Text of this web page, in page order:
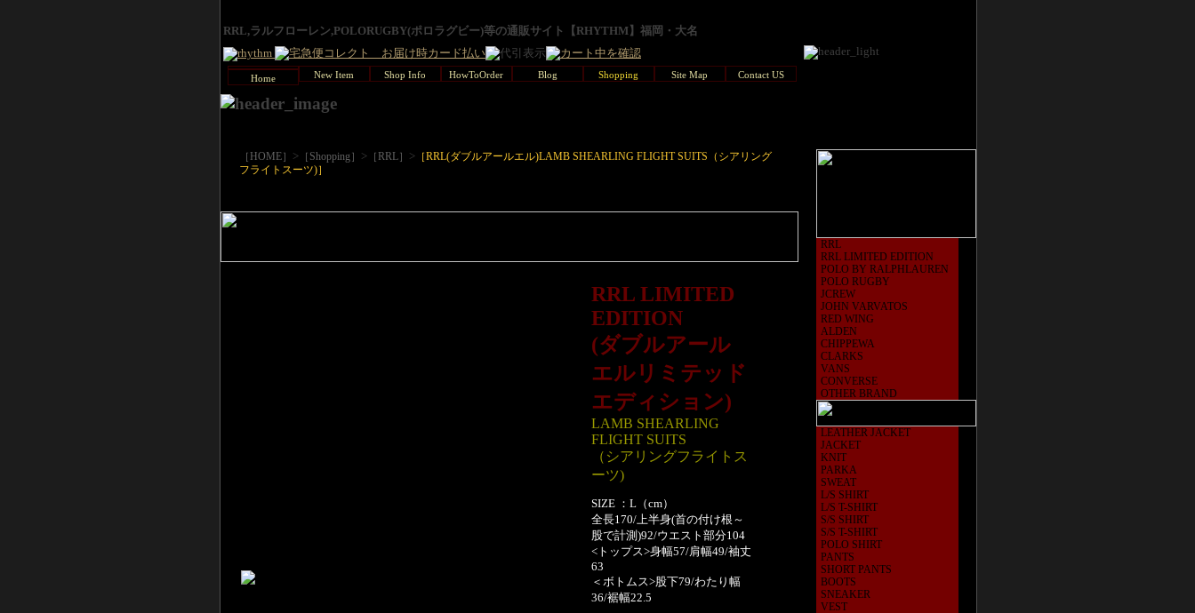
RRL,ラルフローレン,POLORUGBY(ポロラグビー)等の通販サイト【RHYTHM】福岡・大名
Home New Item Shop Info HowToOrder Blog Shopping Site Map Contact US
［HOME］ > ［Shopping］ > ［RRL］ > ［RRL(ダブルアールエル)LAMB SHEARLING FLIGHT SUITS（シアリング
フライトスーツ)］
RRL LIMITED
EDITION
(ダブルアール
エルリミテッド
エディション)
LAMB SHEARLING
FLIGHT SUITS
（シアリングフライトス
ーツ)
SIZE ：L（cm）
全長170/上半身(首の付け根～
股で計測)92/ウエスト部分104
<トップス>身幅57/肩幅49/袖丈
63
＜ボトムス>股下79/わたり幅
36/裾幅22.5
RRL
RRL LIMITED EDITION
POLO BY RALPHLAUREN
POLO RUGBY
JCREW
JOHN VARVATOS
RED WING
ALDEN
CHIPPEWA
CLARKS
VANS
CONVERSE
OTHER BRAND
LEATHER JACKET
JACKET
KNIT
PARKA
SWEAT
L/S SHIRT
L/S T-SHIRT
S/S SHIRT
S/S T-SHIRT
POLO SHIRT
PANTS
SHORT PANTS
BOOTS
SNEAKER
VEST